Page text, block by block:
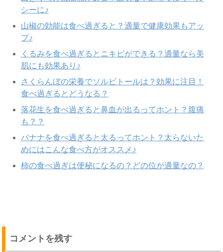
シーに♪
山椒の効能は食べ過ぎると？適量で健康効果もアッ
プ♪
くるみを食べ過ぎるとニキビができる？適量なら美
肌にも効果あり♪
さくらんぼの栄養でソルビトールは？効果に注目！
食べ過ぎるとどうなる？
落花生を食べ過ぎると鼻血が出るってホント？腹痛
も？？
バナナを食べ過ぎると太るってホント？太らないた
めにはこんな食べ方がオススメ♪
柿の食べ過ぎは便秘になるの？どの位が適量なの？
コメントを残す